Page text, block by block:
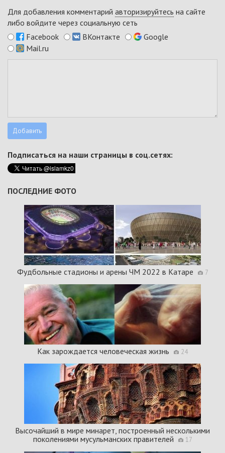
Для добавления комментарий авторизируйтесь на сайте
либо войдите через социальную сеть
Facebook
ВКонтакте
Google
Mail.ru
Подписаться на наши страницы в соц.сетях:
ПОСЛЕДНИЕ ФОТО
Фудбольные стадионы и арены ЧМ 2022 в Катаре 7
Как зарождается человеческая жизнь 24
Высочайший в мире минарет, построенный несколькими
поколениями мусульманских правителей
17